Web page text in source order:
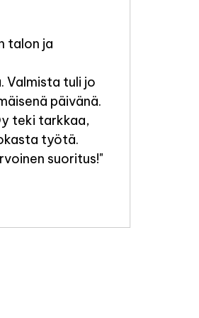
talon ja
Valmista tuli jo
päivänä.
teki tarkkaa,
työtä.
suoritus!"